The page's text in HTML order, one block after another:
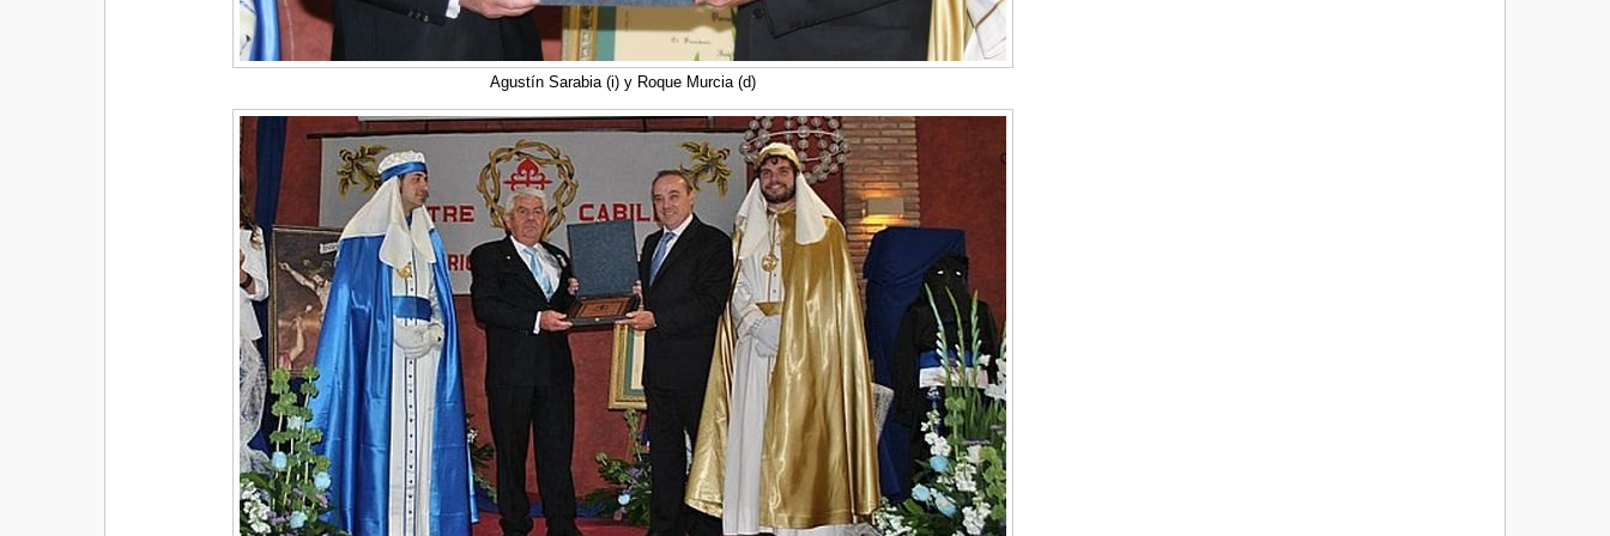
Agustín Sarabia (i) y Roque Murcia (d)